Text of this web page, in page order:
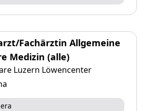
Fachärztin Allgemeine
Medizin (alle)
Luzern Löwencenter